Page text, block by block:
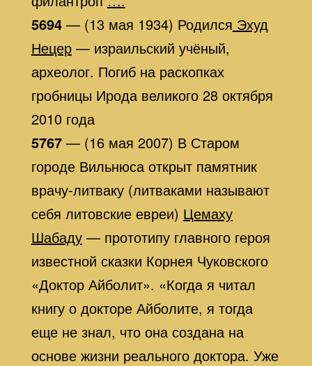
5694— (13 мая 1934) Родился Эхуд
Нецер— израильский учёный,
археолог. Погиб на раскопках
гробницы Ирода великого 28 октября
2010 года
5767— (16 мая 2007) В Старом
городе Вильнюса открыт памятник
врачу-литваку (литваками называют
себя литовские евреи) Цемаху
Шабаду— прототипу главного героя
известной сказки Корнея Чуковского
«Доктор Айболит». «Когда я читал
книгу о докторе Айболите, я тогда
еще не знал, что она создана на
основе жизни реального доктора. Уже